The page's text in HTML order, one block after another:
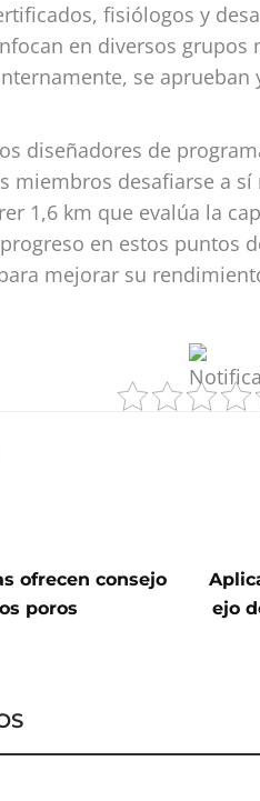
fisiólogos y
en diversos
se
diseñadores de
miembros desafiarse a
1,6 km que evalúa la
en estos puntos
mejorar su
ofrecen consejo
poros
ejo